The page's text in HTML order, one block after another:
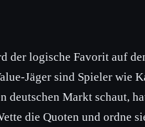
der logische Favorit auf
Jäger sind Spieler wie
deutschen Markt schaut,
die Quoten und ordne